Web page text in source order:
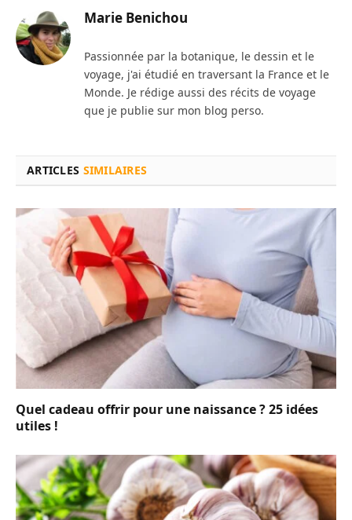
Marie Benichou
Passionnée par la botanique, le dessin et le
voyage, j'ai étudié en traversant la France et le
Monde. Je rédige aussi des récits de voyage
que je publie sur mon blog perso.
ARTICLES SIMILAIRES
Quel cadeau offrir pour une naissance ? 25 idées
utiles !